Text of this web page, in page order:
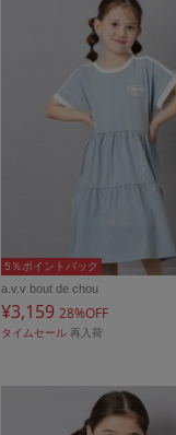
5％ポイントバック
a.v.v bout de chou
¥3,159 28%OFF
タイムセール 再入荷